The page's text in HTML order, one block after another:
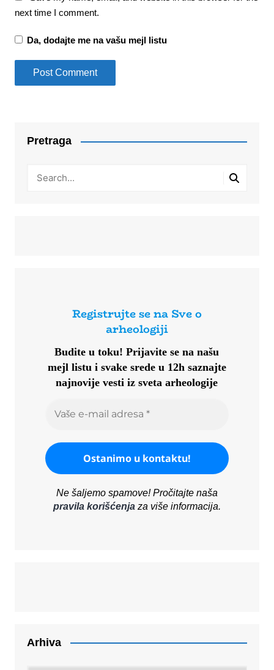
next time I comment.
Da, dodajte me na vašu mejl listu
Pretraga
Registrujte se na Sve o
arheologiji
Budite u toku!Prijavite se na našu
mejl listu i svake srede u 12h saznajte
najnovije vesti iz sveta arheologije
Ne šaljemo spamove! Pročitajte naša
pravila korišćenjaza više informacija.
Arhiva